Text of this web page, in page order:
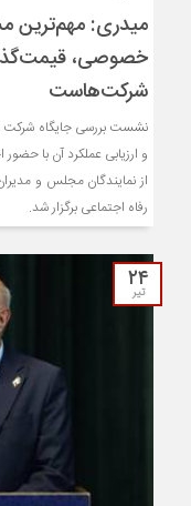
میدری: مهم‌ترین
خصوصی،
شرکت‌هاست
نشست بررسی جایگاه شرکت
و ارزیابی عملکرد آن با
از نمایندگان مجلس و
رفاه اجتماعی برگزار شد.
۲۴
تیر